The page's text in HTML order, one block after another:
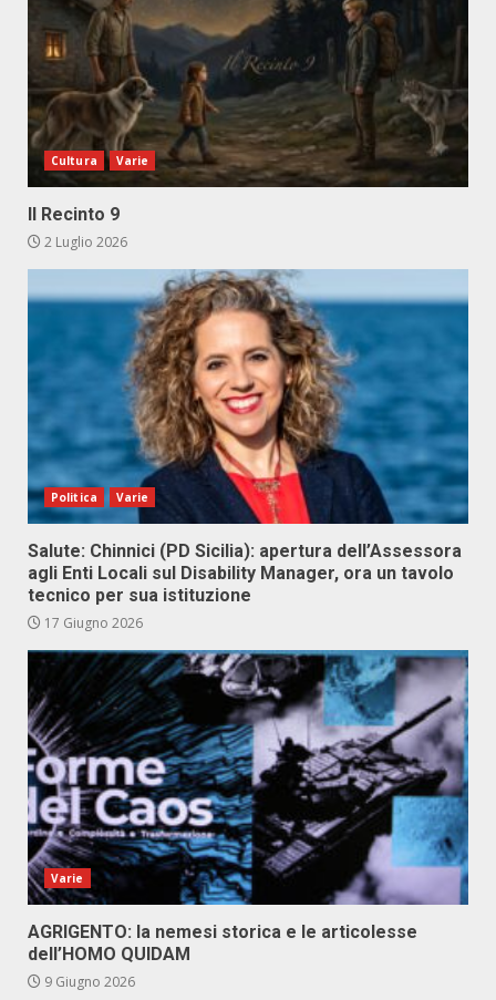
Cultura Varie
Il Recinto 9
2 Luglio 2026
Politica Varie
Salute: Chinnici (PD Sicilia): apertura dell’Assessora
agli Enti Locali sul Disability Manager, ora un tavolo
tecnico per sua istituzione
17 Giugno 2026
Varie
AGRIGENTO: la nemesi storica e le articolesse
dell’HOMO QUIDAM
9 Giugno 2026